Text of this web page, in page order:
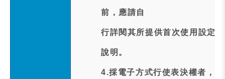
前，應請自
行詳閱其所提供首次使用設定
說明。
4.採電子方式行使表決權者，